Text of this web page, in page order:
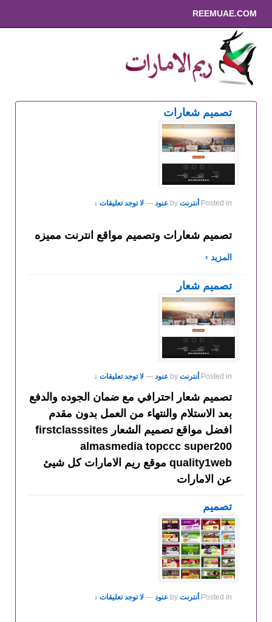
REEMUAE.COM
تصميم شعارات
Posted in أنترنت by عنود — لا توجد تعليقات ↓
تصميم شعارات وتصميم مواقع انترنت مميزه
المزيد ›
تصميم شعار
Posted in أنترنت by عنود — لا توجد تعليقات ↓
تصميم شعار احترافي مع ضمان الجوده والدفع
بعد الاستلام والنتهاء من العمل بدون مقدم
افضل مواقع تصميم الشعار firstclasssites
almasmedia topccc super200
quality1web موقع ريم الامارات كل شيئ
عن الامارات
تصميم
Posted in أنترنت by عنود — لا توجد تعليقات ↓